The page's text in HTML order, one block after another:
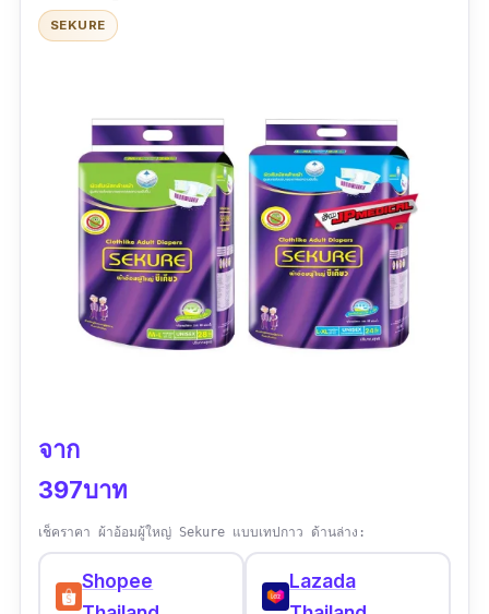
ราคาประหยัด คุ้มค่ากับราคา
SEKURE
จาก
397บาท
เช็คราคา ผ้าอ้อมผู้ใหญ่ Sekure แบบเทปกาว ด้านล่าง:
Shopee
Lazada